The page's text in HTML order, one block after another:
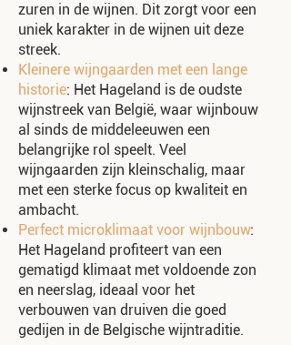
zuren in de wijnen. Dit zorgt voor een
uniek karakter in de wijnen uit deze
streek.
Kleinere wijngaarden met een lange
historie: Het Hageland is de oudste
wijnstreek van België, waar wijnbouw
al sinds de middeleeuwen een
belangrijke rol speelt. Veel
wijngaarden zijn kleinschalig, maar
met een sterke focus op kwaliteit en
ambacht.
Perfect microklimaat voor wijnbouw:
Het Hageland profiteert van een
gematigd klimaat met voldoende zon
en neerslag, ideaal voor het
verbouwen van druiven die goed
gedijen in de Belgische wijntraditie.